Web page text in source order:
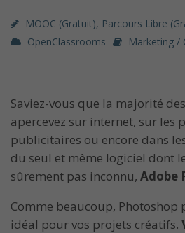
MOOC (gratuit), Parcours Libre
OpenClassrooms
Marketing /
Saviez-vous que la majorité
apercevez sur internet, sur les
publicitaires ou encore dans
du seul et même logiciel dont
sûrement pas inconnu, Adobe
Comme beaucoup, Photoshop
idéal pour vos projets créatifs.